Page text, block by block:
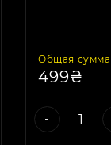
Общая сумма
499₴
-